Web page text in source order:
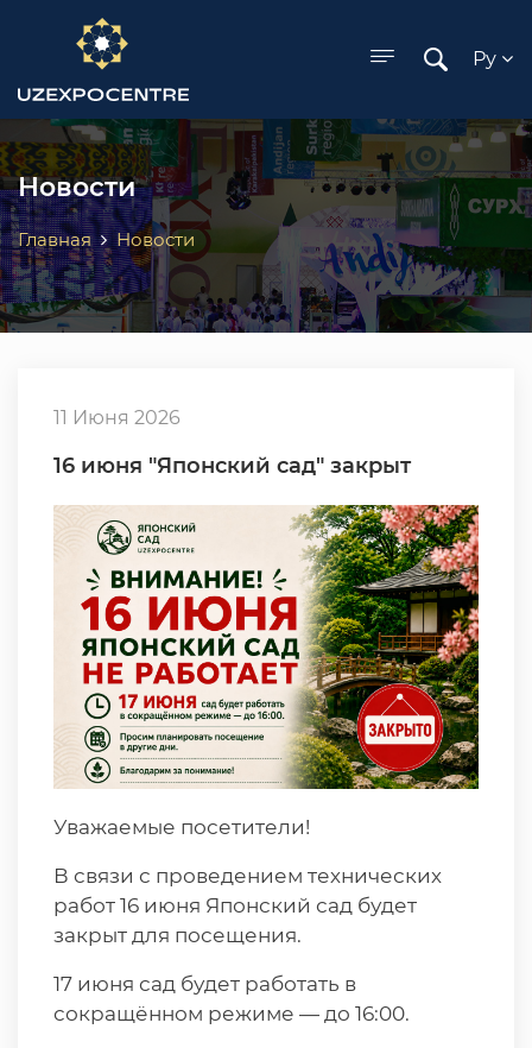
menu
Ру
Новости
Главная Новости
11 Июня 2026
16 июня "Японский сад" закрыт
Уважаемые посетители!
В связи с проведением технических
работ 16 июня Японский сад будет
закрыт для посещения.
17 июня сад будет работать в
сокращённом режиме — до 16:00.